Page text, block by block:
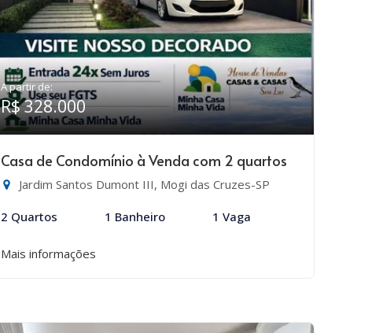
A partir de:
R$ 328.000
Casa de Condomínio à Venda com 2 quartos
Jardim Santos Dumont III, Mogi das Cruzes-SP
2 Quartos 1 Banheiro 1 Vaga
Mais informações